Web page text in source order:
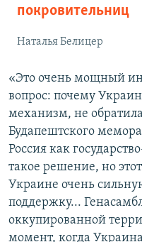
покровительниц
Наталья Белицер
«Это очень мощный
вопрос: почему
механизм, не
Будапештского
Россия как
такое решение, но
Украине очень
поддержку...
оккупированной
момент, когда